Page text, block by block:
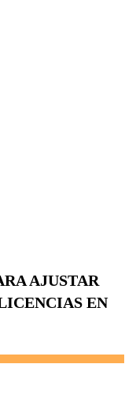
AJUSTAR
EN